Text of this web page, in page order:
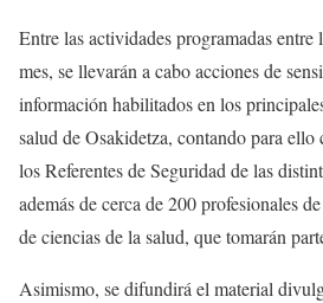
Entre las actividades programadas entre
mes, se llevarán a cabo acciones de
información habilitados en los
salud de Osakidetza, contando para
los Referentes de Seguridad de las
además de cerca de 200 profesionales
de ciencias de la salud, que tomarán
Asimismo, se difundirá el material